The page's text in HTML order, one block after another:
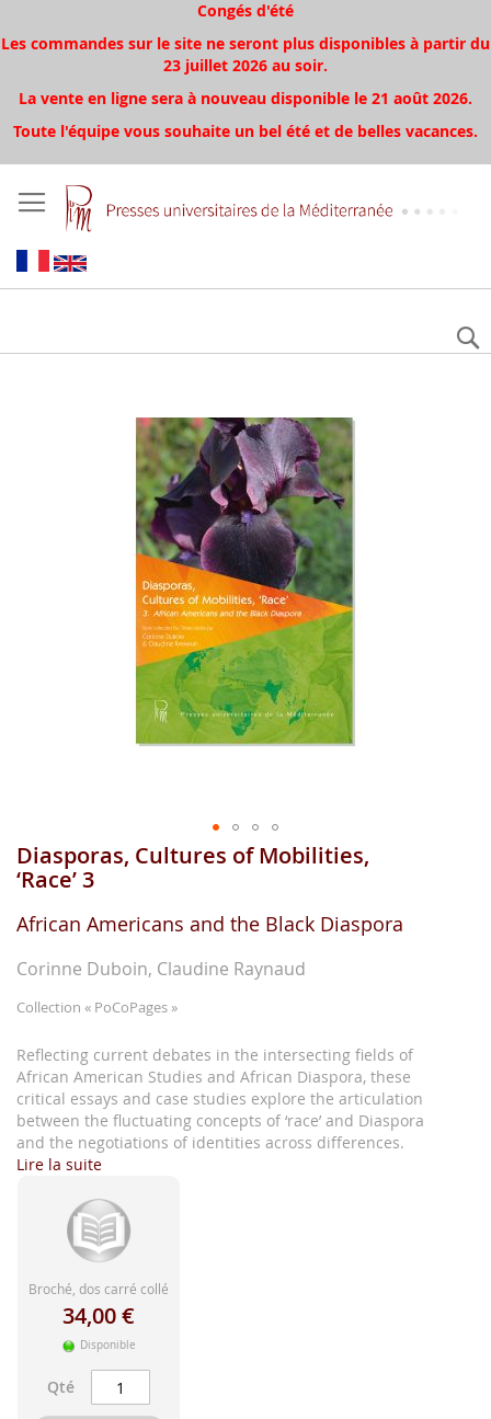
Congés d'été
Les commandes sur le site ne seront plus disponibles à partir du
23 juillet 2026 au soir.
La vente en ligne sera à nouveau disponible le 21 août 2026.
Toute l'équipe vous souhaite un bel été et de belles vacances.
Aller
au
de
gallerie
Diasporas, Cultures of Mobilities,
‘Race’ 3
African Americans and the Black Diaspora
Corinne Duboin, Claudine Raynaud
Collection « PoCoPages »
Reflecting current debates in the intersecting fields of
African American Studies and African Diaspora, these
critical essays and case studies explore the articulation
between the fluctuating concepts of ‘race’ and Diaspora
and the negotiations of identities across differences.
Lire la suite
Broché, dos carré collé
34,00 €
Disponible
Qté